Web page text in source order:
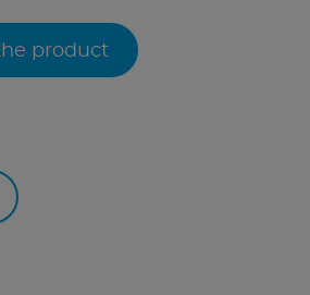
product